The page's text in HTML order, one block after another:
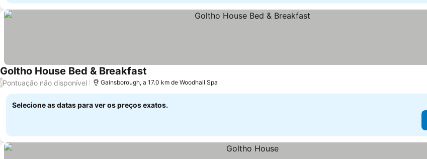
Goltho House Bed & Breakfast
/Pontuação não disponível Gainsborough, a 17.0 km de Woodhall Spa
Selecione as datas para ver os preços exatos.